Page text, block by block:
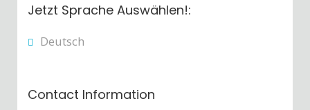
Jetzt Sprache Auswählen!:
Deutsch
Contact Information